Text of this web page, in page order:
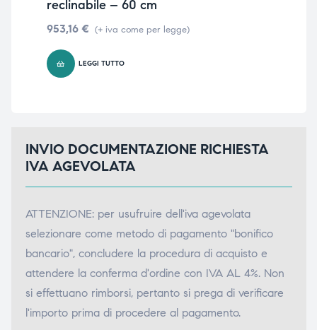
reclinabile – 60 cm
953,16 € (+ iva come per legge)
LEGGI TUTTO
INVIO DOCUMENTAZIONE RICHIESTA
IVA AGEVOLATA
ATTENZIONE: per usufruire dell'iva agevolata
selezionare come metodo di pagamento "bonifico
bancario", concludere la procedura di acquisto e
attendere la conferma d'ordine con IVA AL 4%. Non
si effettuano rimborsi, pertanto si prega di verificare
l'importo prima di procedere al pagamento.